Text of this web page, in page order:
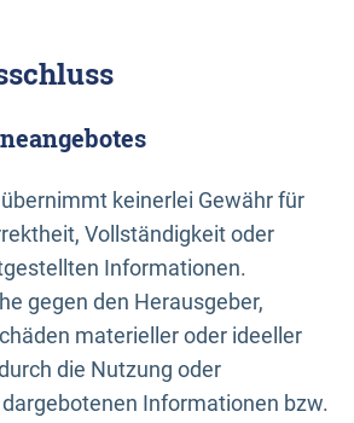
keinerlei Gewähr für
Vollständigkeit oder
Informationen.
gegen den Herausgeber,
materieller oder ideeller
die Nutzung oder
Informationen bzw.